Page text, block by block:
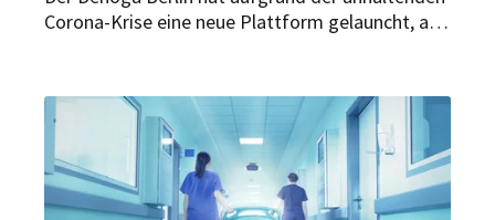
Corona-Krise eine neue Plattform gelauncht, auf